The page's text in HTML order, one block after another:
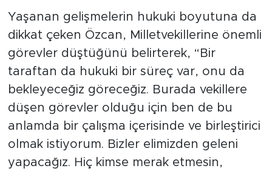
Yaşanan gelişmelerin hukuki boyutuna da
dikkat çeken Özcan, Milletvekillerine önemli
görevler düştüğünü belirterek, “Bir
taraftan da hukuki bir süreç var, onu da
bekleyeceğiz göreceğiz. Burada vekillere
düşen görevler olduğu için ben de bu
anlamda bir çalışma içerisinde ve birleştirici
olmak istiyorum. Bizler elimizden geleni
yapacağız. Hiç kimse merak etmesin,